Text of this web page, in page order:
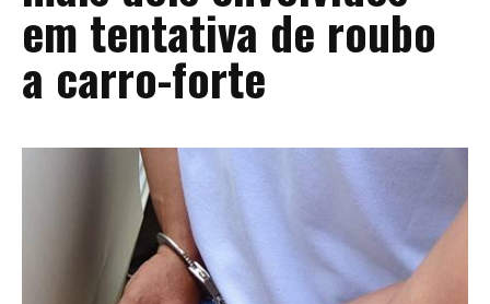
em tentativa de roubo
a carro-forte